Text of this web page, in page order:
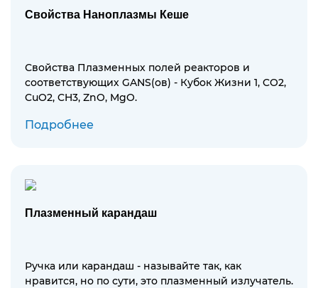
Свойства Наноплазмы Кеше
Свойства Плазменных полей реакторов и
соответствующих GANS(ов) - Кубок Жизни 1, CO2,
CuO2, CH3, ZnO, MgO.
Подробнее
Плазменный карандаш
Ручка или карандаш - называйте так, как
нравится, но по сути, это плазменный излучатель.